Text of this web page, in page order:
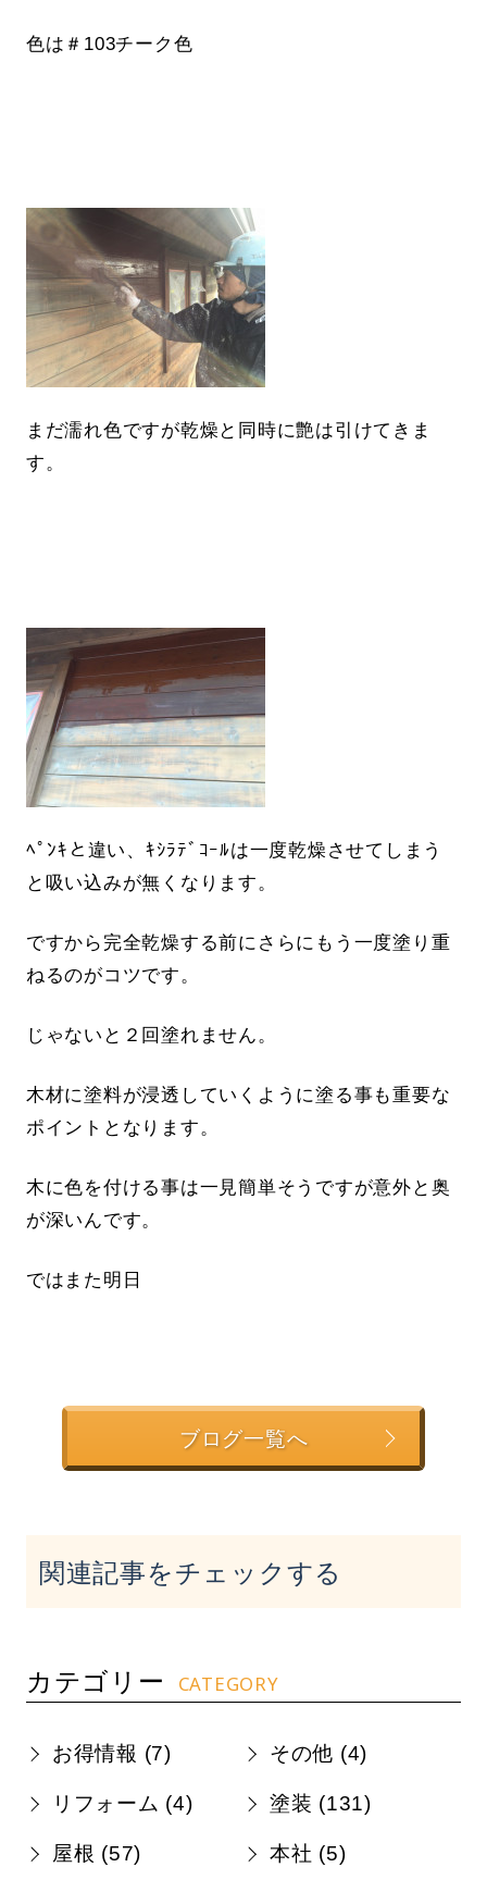
色は＃103チーク色
まだ濡れ色ですが乾燥と同時に艶は引けてきま
す。
ﾍﾟﾝｷと違い、ｷｼﾗﾃﾞｺｰﾙは一度乾燥させてしまう
と吸い込みが無くなります。
ですから完全乾燥する前にさらにもう一度塗り重
ねるのがコツです。
じゃないと２回塗れません。
木材に塗料が浸透していくように塗る事も重要な
ポイントとなります。
木に色を付ける事は一見簡単そうですが意外と奥
が深いんです。
ではまた明日
ブログ一覧へ
関連記事をチェックする
カテゴリー CATEGORY
お得情報 (7) その他 (4)
リフォーム (4) 塗装 (131)
屋根 (57) 本社 (5)